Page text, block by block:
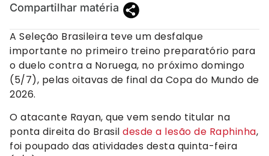
Compartilhar matéria
A Seleção Brasileira teve um desfalque
importante no primeiro treino preparatório para
o duelo contra a Noruega, no próximo domingo
(5/7), pelas oitavas de final da Copa do Mundo de
2026.
O atacante Rayan, que vem sendo titular na
ponta direita do Brasil desde a lesão de Raphinha,
foi poupado das atividades desta quinta-feira